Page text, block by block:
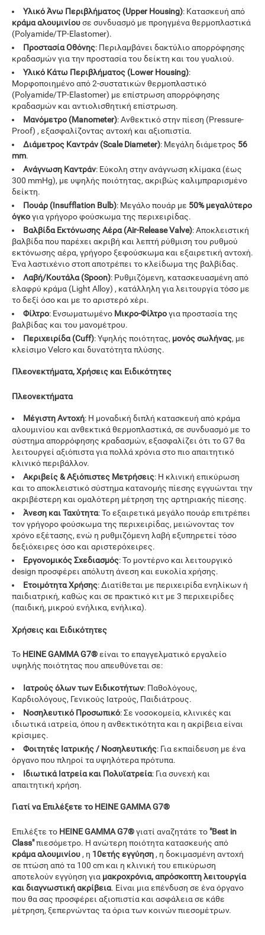
Υλικό Άνω Περιβλήματος (Upper Housing): Κατασκευή από
κράμα αλουμινίουσε συνδυασμό με προηγμένα θερμοπλαστικά
(Polyamide/TP-Elastomer).
Προστασία Οθόνης: Περιλαμβάνει δακτύλιο απορρόφησης
κραδασμών για την προστασία του δείκτη και του γυαλιού.
Υλικό Κάτω Περιβλήματος (Lower Housing):
Μορφοποιημένο από 2-συστατικών θερμοπλαστικό
(Polyamide/TP-Elastomer) με επίστρωση απορρόφησης
κραδασμών και αντιολισθητική επίστρωση.
Μανόμετρο (Manometer): Ανθεκτικό στην πίεση (Pressure-
Proof) , εξασφαλίζοντας αντοχή και αξιοπιστία.
Διάμετρος Καντράν (Scale Diameter): Μεγάλη διάμετρος 56
mm.
Ανάγνωση Καντράν: Εύκολη στην ανάγνωση κλίμακα (έως
300 mmHg), με υψηλής ποιότητας, ακριβώς καλιμπραρισμένο
δείκτη.
Πουάρ (Insufflation Bulb): Μεγάλο πουάρ με 50% μεγαλύτερο
όγκογια γρήγορο φούσκωμα της περιχειρίδας.
Βαλβίδα Εκτόνωσης Αέρα (Air-Release Valve): Αποκλειστική
βαλβίδα που παρέχει ακριβή και λεπτή ρύθμιση του ρυθμού
εκτόνωσης αέρα, γρήγορο ξεφούσκωμα και εξαιρετική αντοχή.
Ένα λαστιχένιο στοπ αποτρέπει το κλείδωμα της βαλβίδας.
Λαβή/Κουτάλα (Spoon): Ρυθμιζόμενη, κατασκευασμένη από
ελαφρύ κράμα (Light Alloy) , κατάλληλη για λειτουργία τόσο με
το δεξί όσο και με το αριστερό χέρι.
Φίλτρο: Ενσωματωμένο Μικρο-Φίλτρογια προστασία της
βαλβίδας και του μανομέτρου.
Περιχειρίδα (Cuff): Υψηλής ποιότητας, μονός σωλήνας, με
κλείσιμο Velcro και δυνατότητα πλύσης.
Πλεονεκτήματα, Χρήσεις και Ειδικότητες
Πλεονεκτήματα
Μέγιστη Αντοχή: Η μοναδική διπλή κατασκευή από κράμα
αλουμινίου και ανθεκτικά θερμοπλαστικά, σε συνδυασμό με το
σύστημα απορρόφησης κραδασμών, εξασφαλίζει ότι το G7 θα
λειτουργεί αξιόπιστα για πολλά χρόνια στο πιο απαιτητικό
κλινικό περιβάλλον.
Ακριβείς & Αξιόπιστες Μετρήσεις: Η κλινική επικύρωση
και το αποκλειστικό σύστημα κατανομής πίεσης εγγυώνται την
ακριβέστερη και ομαλότερη μέτρηση της αρτηριακής πίεσης.
Άνεση και Ταχύτητα: Το εξαιρετικά μεγάλο πουάρ επιτρέπει
τον γρήγορο φούσκωμα της περιχειρίδας, μειώνοντας τον
χρόνο εξέτασης, ενώ η ρυθμιζόμενη λαβή εξυπηρετεί τόσο
δεξιόχειρες όσο και αριστερόχειρες.
Εργονομικός Σχεδιασμός: Το μοντέρνο και λειτουργικό
design προσφέρει απόλυτη άνεση και ευκολία χρήσης.
Ετοιμότητα Χρήσης: Διατίθεται με περιχειρίδα ενηλίκων ή
παιδιατρική, καθώς και σε πρακτικό κιτ με 3 περιχειρίδες
(παιδική, μικρού ενήλικα, ενήλικα).
Χρήσεις και Ειδικότητες
Το HEINE GAMMA G7®είναι το επαγγελματικό εργαλείο
υψηλής ποιότητας που απευθύνεται σε:
Ιατρούς όλων των Ειδικοτήτων: Παθολόγους,
Καρδιολόγους, Γενικούς Ιατρούς, Παιδιάτρους.
Νοσηλευτικό Προσωπικό: Σε νοσοκομεία, κλινικές και
ιδιωτικά ιατρεία, όπου η ανθεκτικότητα και η ακρίβεια είναι
κρίσιμες.
Φοιτητές Ιατρικής / Νοσηλευτικής: Για εκπαίδευση με ένα
όργανο που πληροί τα υψηλότερα πρότυπα.
Ιδιωτικά Ιατρεία και Πολυϊατρεία: Για συνεχή και
απαιτητική χρήση.
Γιατί να Επιλέξετε το HEINE GAMMA G7®
Επιλέξτε το HEINE GAMMA G7®γιατί αναζητάτε το "Best in
Class"πιεσόμετρο. Η ανώτερη ποιότητα κατασκευής από
κράμα αλουμινίου , η 10ετής εγγύηση , η δοκιμασμένη αντοχή
σε πτώση από τα 100 cm και η κλινική του επικύρωση
αποτελούν εγγύηση για μακροχρόνια, απρόσκοπτη λειτουργία
και διαγνωστική ακρίβεια. Είναι μια επένδυση σε ένα όργανο
που θα σας προσφέρει αξιοπιστία και ασφάλεια σε κάθε
μέτρηση, ξεπερνώντας τα όρια των κοινών πιεσομέτρων.